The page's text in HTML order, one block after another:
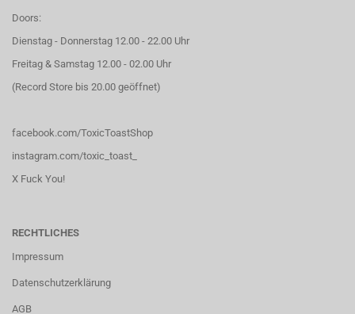
Doors:
Dienstag - Donnerstag 12.00 - 22.00 Uhr
Freitag & Samstag 12.00 - 02.00 Uhr
(Record Store bis 20.00 geöffnet)
facebook.com/ToxicToastShop
instagram.com/toxic_toast_
X Fuck You!
RECHTLICHES
Impressum
Datenschutzerklärung
AGB